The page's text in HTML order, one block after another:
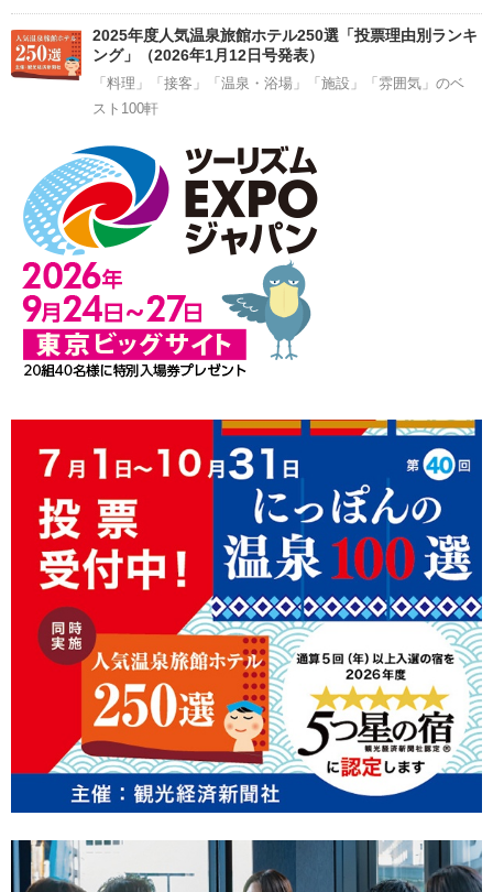
2025年度人気温泉旅館ホテル250選「投票理由別ランキ
ング」（2026年1月12日号発表）
「料理」「接客」「温泉・浴場」「施設」「雰囲気」のベ
スト100軒